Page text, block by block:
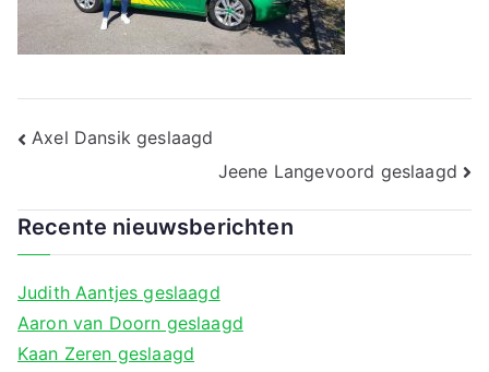
Bericht
Axel Dansik geslaagd
Jeene Langevoord geslaagd
Recente nieuwsberichten
Judith Aantjes geslaagd
Aaron van Doorn geslaagd
Kaan Zeren geslaagd